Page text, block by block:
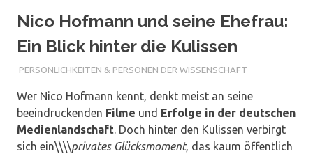
Nico Hofmann und seine Ehefrau:
Ein Blick hinter die Kulissen
PERSÖNLICHKEITEN & PERSONEN DER WISSENSCHAFT
Wer Nico Hofmann kennt, denkt meist an seine
beeindruckenden Filme und Erfolge in der deutschen
Medienlandschaft. Doch hinter den Kulissen verbirgt
sich ein\\\\privates Glücksmoment, das kaum öffentlich